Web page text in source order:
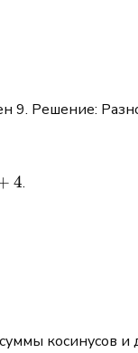
9. Решение:
4.
косинусов и